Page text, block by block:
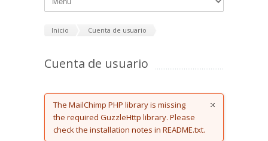
Inicio Cuenta de usuario
Cuenta de usuario
Error message
The MailChimp PHP library is missing
the required GuzzleHttp library. Please
check the installation notes in README.txt.